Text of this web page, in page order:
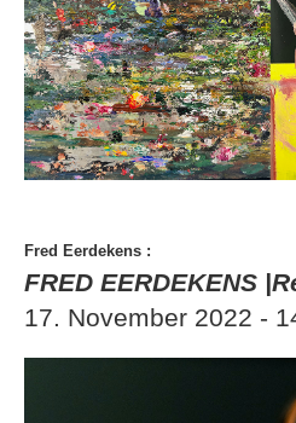
Fred Eerdekens :
FRED EERDEKENS
17. November 2022 -